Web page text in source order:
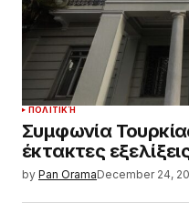
ΠΟΛΙΤΙΚΉ
Συμφωνία
έκτακτες
by Pan OramaDecember 24,